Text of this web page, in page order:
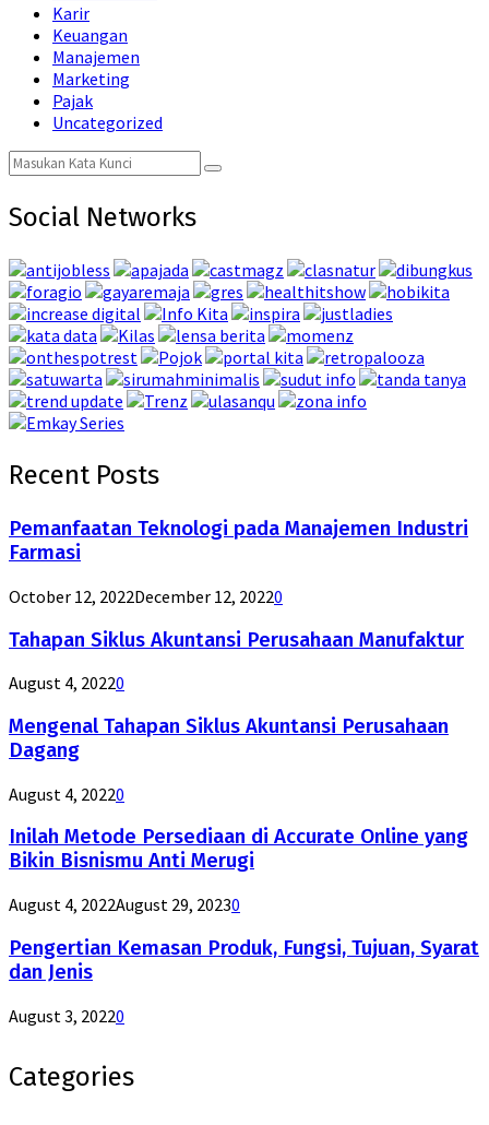
Karir
Keuangan
Manajemen
Marketing
Pajak
Uncategorized
Search
for:
Search
Social Networks
Recent Posts
Pemanfaatan Teknologi pada Manajemen Industri
Farmasi
October 12, 2022December 12, 20220
Tahapan Siklus Akuntansi Perusahaan Manufaktur
August 4, 20220
Mengenal Tahapan Siklus Akuntansi Perusahaan
Dagang
August 4, 20220
Inilah Metode Persediaan di Accurate Online yang
Bikin Bisnismu Anti Merugi
August 4, 2022August 29, 20230
Pengertian Kemasan Produk, Fungsi, Tujuan, Syarat
dan Jenis
August 3, 20220
Categories